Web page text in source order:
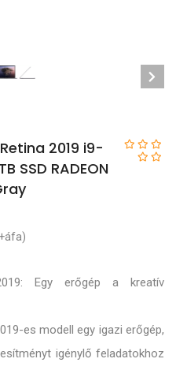
2019 i9-
SSD RADEON
Egy erőgép a kreatív
es modell egy igazi erőgép,
igénylő feladatokhoz